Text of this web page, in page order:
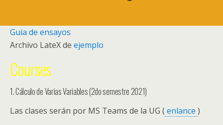
Guia de ensayos
Archivo LateX de ejemplo
Courses
1. Cálculo de Varias Variables (2do semestre 2021)
Las clases serán por MS Teams de la UG ( enlance )